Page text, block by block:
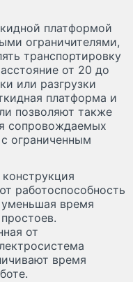
платформой
ограничителями,
транспортировку
от 20 до
или разгрузки
платформа и
позволяют также
сопровождаемых
ограниченным
работоспособность
уменьшая время
от
время